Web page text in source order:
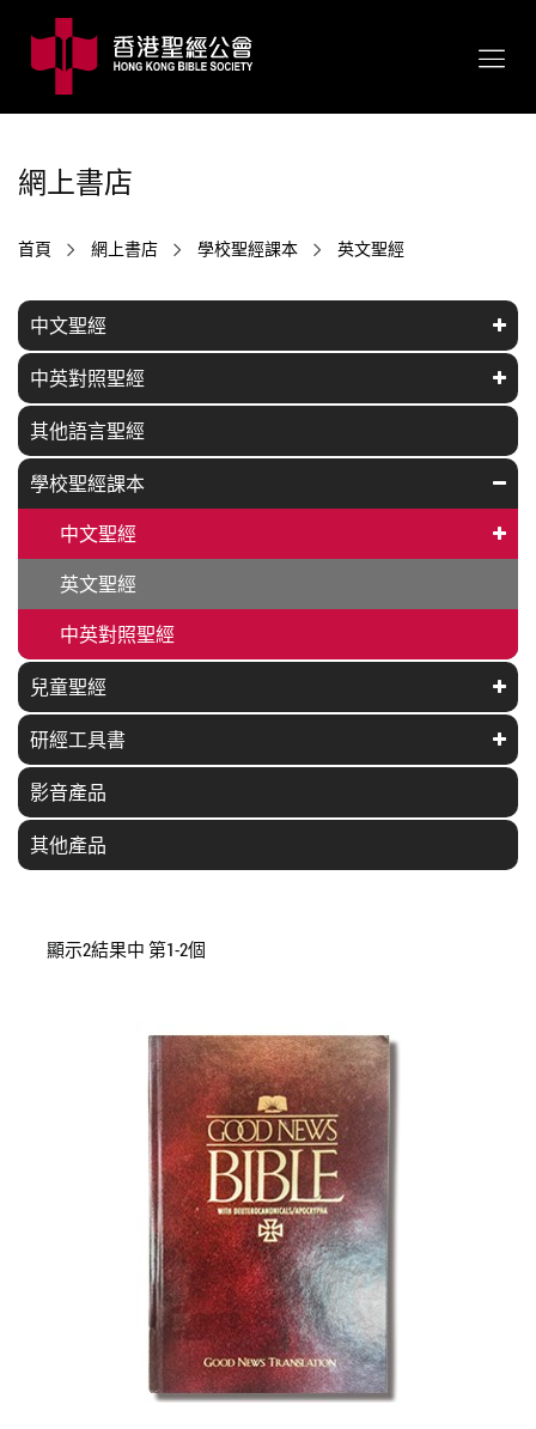
網上書店
首頁 網上書店 學校聖經課本 英文聖經
中文聖經
中英對照聖經
其他語言聖經
學校聖經課本
中文聖經
英文聖經
中英對照聖經
兒童聖經
研經工具書
影音產品
其他產品
顯示2結果中 第1-2個